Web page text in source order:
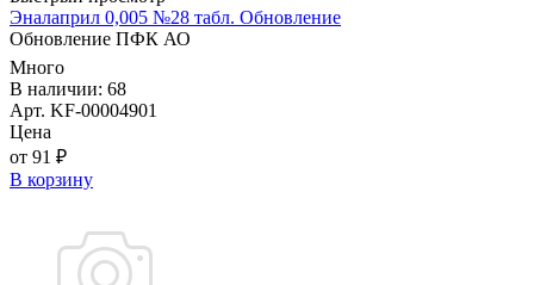
Эналаприл 0,005 №28 табл. Обновление
Обновление ПФК АО
Много
В наличии: 68
Арт. KF-00004901
Цена
от 91 ₽
В корзину